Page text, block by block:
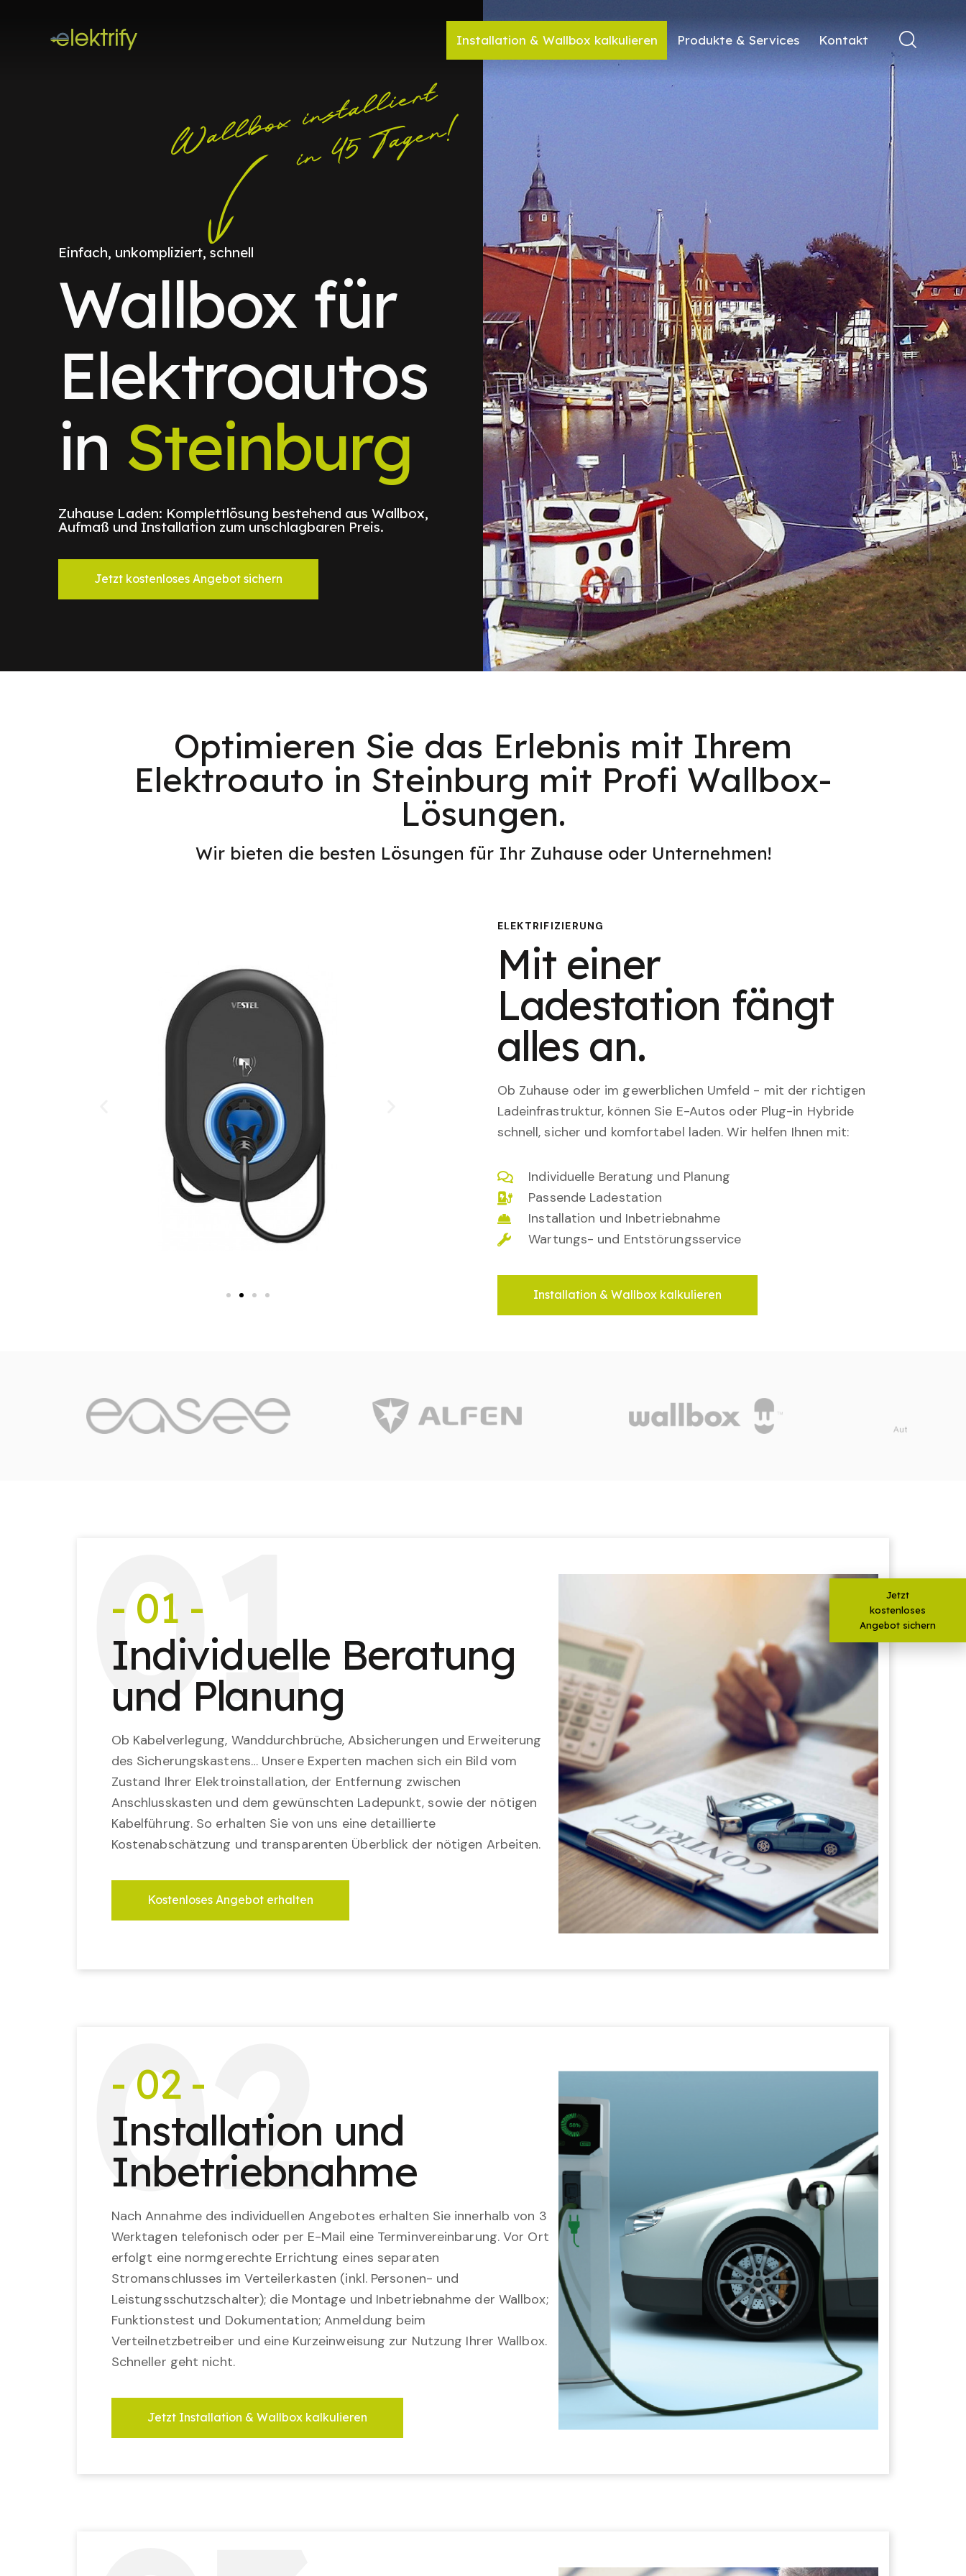
Installation & Wallbox kalkulieren Produkte & Services Kontakt
Einfach, unkompliziert, schnell
Wallbox für
Elektroautos
in Steinburg
Zuhause Laden: Komplettlösung bestehend aus Wallbox,
Aufmaß und Installation zum unschlagbaren Preis.
Jetzt kostenloses Angebot sichern
Optimieren Sie das Erlebnis mit Ihrem
Elektroauto in Steinburg mit Profi Wallbox-
Lösungen.
Wir bieten die besten Lösungen für Ihr Zuhause oder Unternehmen!
ELEKTRIFIZIERUNG
Mit einer
Ladestation fängt
alles an.
Ob Zuhause oder im gewerblichen Umfeld - mit der richtigen
Ladeinfrastruktur, können Sie E-Autos oder Plug-in Hybride
schnell, sicher und komfortabel laden. Wir helfen Ihnen mit:
Individuelle Beratung und Planung
Passende Ladestation
Installation und Inbetriebnahme
Wartungs- und Entstörungsservice
Installation & Wallbox kalkulieren
01
- 01 -
Individuelle Beratung
und Planung
Ob Kabelverlegung, Wanddurchbrüche, Absicherungen und Erweiterung
des Sicherungskastens… Unsere Experten machen sich ein Bild vom
Zustand Ihrer Elektroinstallation, der Entfernung zwischen
Anschlusskasten und dem gewünschten Ladepunkt, sowie der nötigen
Kabelführung. So erhalten Sie von uns eine detaillierte
Kostenabschätzung und transparenten Überblick der nötigen Arbeiten.
Kostenloses Angebot erhalten
02
- 02 -
Installation und
Inbetriebnahme
Nach Annahme des individuellen Angebotes erhalten Sie innerhalb von 3
Werktagen telefonisch oder per E-Mail eine Terminvereinbarung. Vor Ort
erfolgt eine normgerechte Errichtung eines separaten
Stromanschlusses im Verteilerkasten (inkl. Personen- und
Leistungsschutzschalter); die Montage und Inbetriebnahme der Wallbox;
Funktionstest und Dokumentation; Anmeldung beim
Verteilnetzbetreiber und eine Kurzeinweisung zur Nutzung Ihrer Wallbox.
Schneller geht nicht.
Jetzt Installation & Wallbox kalkulieren
Jetzt
kostenloses
Angebot sichern